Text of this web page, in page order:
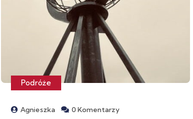
Podróże
Agnieszka 0 Komentarzy